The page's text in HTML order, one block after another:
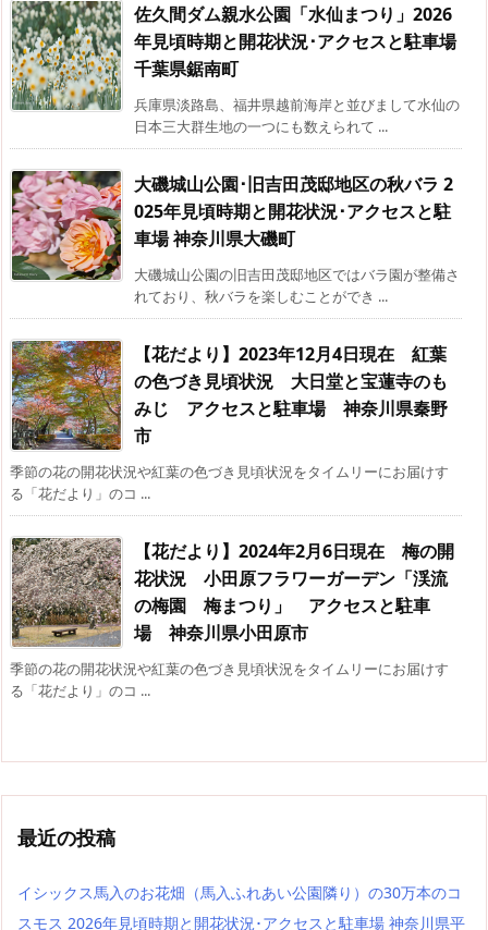
佐久間ダム親水公園「水仙まつり」2026
年見頃時期と開花状況･アクセスと駐車場
千葉県鋸南町
兵庫県淡路島、福井県越前海岸と並びまして水仙の
日本三大群生地の一つにも数えられて ...
大磯城山公園･旧吉田茂邸地区の秋バラ 2
025年見頃時期と開花状況･アクセスと駐
車場 神奈川県大磯町
大磯城山公園の旧吉田茂邸地区ではバラ園が整備さ
れており、秋バラを楽しむことができ ...
【花だより】2023年12月4日現在 紅葉
の色づき見頃状況 大日堂と宝蓮寺のも
みじ アクセスと駐車場 神奈川県秦野
市
季節の花の開花状況や紅葉の色づき見頃状況をタイムリーにお届けす
る「花だより」のコ ...
【花だより】2024年2月6日現在 梅の開
花状況 小田原フラワーガーデン「渓流
の梅園 梅まつり」 アクセスと駐車
場 神奈川県小田原市
季節の花の開花状況や紅葉の色づき見頃状況をタイムリーにお届けす
る「花だより」のコ ...
最近の投稿
イシックス馬入のお花畑（馬入ふれあい公園隣り）の30万本のコ
スモス 2026年見頃時期と開花状況･アクセスと駐車場 神奈川県平